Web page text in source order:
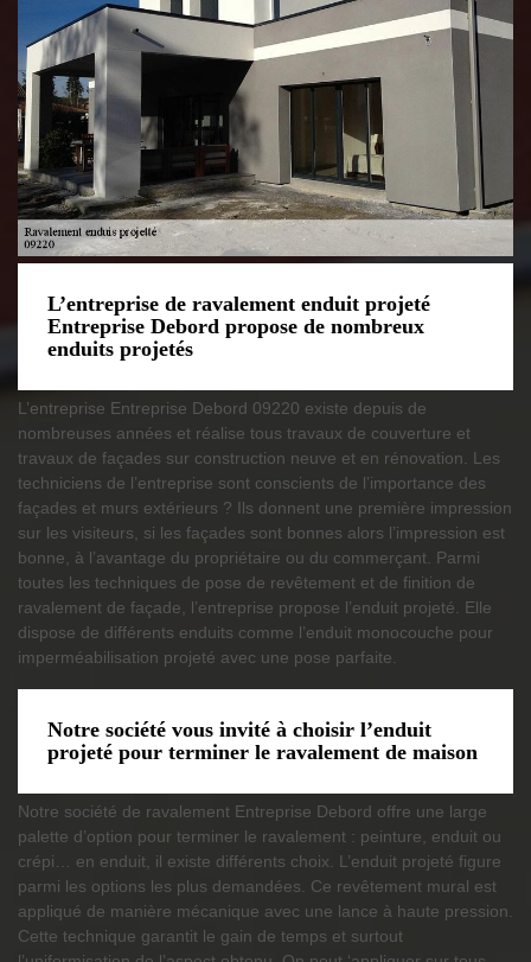
L’entreprise de ravalement enduit projeté
Entreprise Debord propose de nombreux
enduits projetés
L’entreprise Entreprise Debord 09220 existe depuis de
nombreuses années et réalise tous travaux de couverture et
travaux de façades sur construction neuve et en rénovation. Les
techniciens de l’entreprise sont conscients de l’importance des
façades et murs extérieurs ? Ils donnent une première impression
sur les visiteurs, si les façades sont bonnes alors l’impression est
bonne, à l’avantage du propriétaire ou du commerçant. Parmi
toutes les techniques de pose de revêtement et de finition de
ravalement de façade, l’entreprise propose l’enduit projeté. Elle
dispose de différents enduits comme l’enduit monocouche pour
imperméabilisation projeté avec une pose parfaite.
Notre société vous invité à choisir l’enduit
projeté pour terminer le ravalement de maison
Notre société de ravalement Entreprise Debord offre une large
palette d’option pour terminer le ravalement : peinture, enduit ou
crépi… en enduit, il existe différents choix. L’enduit projeté figure
parmi les options les plus demandées. Ce revêtement mural est
appliqué de manière mécanique avec une lance à haute pression.
Cette technique garantit le gain de temps et surtout